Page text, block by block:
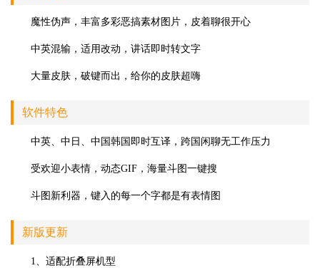
魔性伪声，丰富多彩恶搞素材图片，皮着聊很开心
中英混输，适用改动，讲话即时转文字
大量皮肤，破键而出，给你的皮肤超嗨
软件特色
中英、中日、中国韩国即时互译，跨国闲聊无工作压力
受欢迎小表情，动态GIF，海量斗图一键搜
斗图新利器，键入的每一个字都是有表情图
新版更新
1、适配折叠屏机型